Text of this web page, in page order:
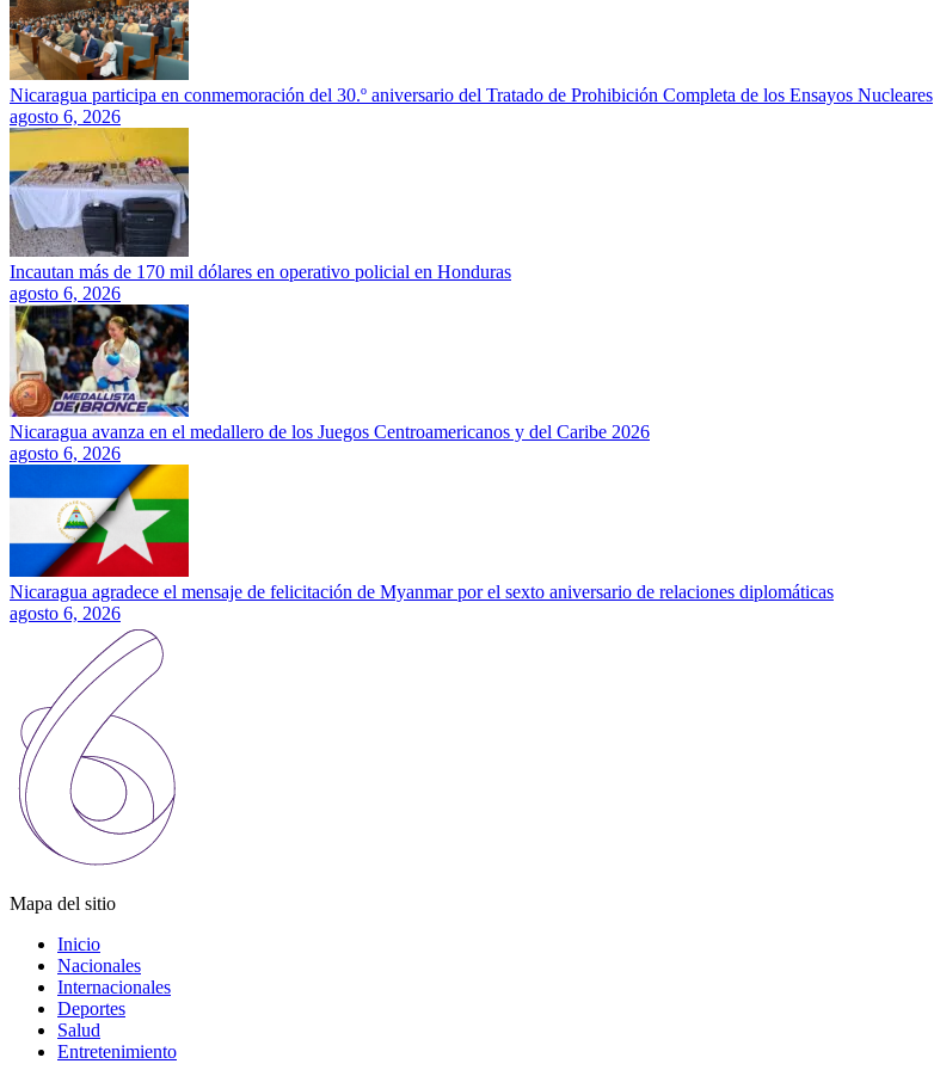
Nicaragua participa en conmemoración del 30.º aniversario del Tratado de Prohibición Completa de los Ensayos Nucleares
agosto 6, 2026
Incautan más de 170 mil dólares en operativo policial en Honduras
agosto 6, 2026
Nicaragua avanza en el medallero de los Juegos Centroamericanos y del Caribe 2026
agosto 6, 2026
Nicaragua agradece el mensaje de felicitación de Myanmar por el sexto aniversario de relaciones diplomáticas
agosto 6, 2026
Mapa del sitio
Inicio
Nacionales
Internacionales
Deportes
Salud
Entretenimiento